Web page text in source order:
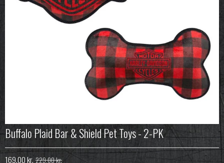
Buffalo Plaid Bar & Shield Pet Toys - 2-PK
169,00 kr. 229,00 kr.